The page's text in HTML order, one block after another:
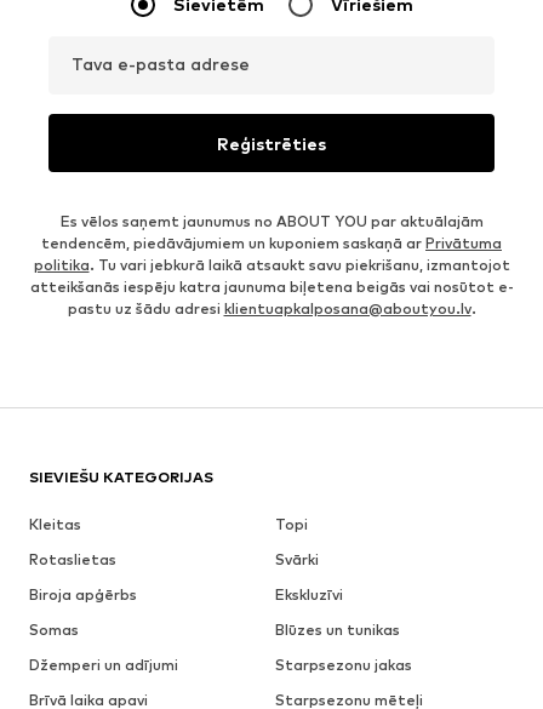
Sievietēm Vīriešiem
Tava e-pasta adrese
Reģistrēties
Es vēlos saņemt jaunumus no ABOUT YOU par aktuālajām
tendencēm, piedāvājumiem un kuponiem saskaņā ar Privātuma
politika. Tu vari jebkurā laikā atsaukt savu piekrišanu, izmantojot
atteikšanās iespēju katra jaunuma biļetena beigās vai nosūtot e-
pastu uz šādu adresi klientuapkalposana@aboutyou.lv.
SIEVIEŠU KATEGORIJAS
Kleitas
Topi
Rotaslietas
Svārki
Biroja apģērbs
Ekskluzīvi
Somas
Blūzes un tunikas
Džemperi un adījumi
Starpsezonu jakas
Brīvā laika apavi
Starpsezonu mēteļi